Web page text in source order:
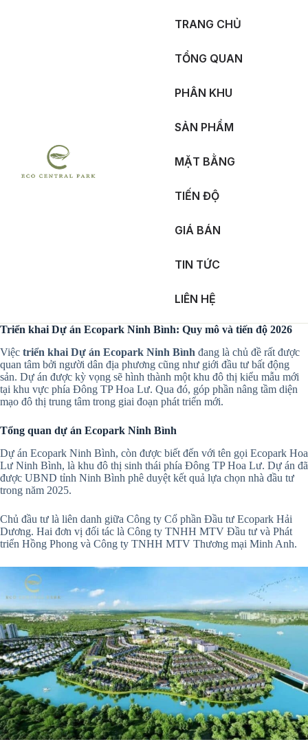
TRANG CHỦ
TỔNG QUAN
PHÂN KHU
SẢN PHẨM
MẶT BẰNG
TIẾN ĐỘ
GIÁ BÁN
TIN TỨC
LIÊN HỆ
Triển khai Dự án Ecopark Ninh Bình: Quy mô và tiến độ 2026
Việc triển khai Dự án Ecopark Ninh Bình đang là chủ đề rất được
quan tâm bởi người dân địa phương cũng như giới đầu tư bất động
sản. Dự án được kỳ vọng sẽ hình thành một khu đô thị kiểu mẫu mới
tại khu vực phía Đông TP Hoa Lư. Qua đó, góp phần nâng tầm diện
mạo đô thị trung tâm trong giai đoạn phát triển mới.
Tổng quan dự án Ecopark Ninh Bình
Dự án Ecopark Ninh Bình, còn được biết đến với tên gọi Ecopark Hoa
Lư Ninh Bình, là khu đô thị sinh thái phía Đông TP Hoa Lư. Dự án đã
được UBND tỉnh Ninh Bình phê duyệt kết quả lựa chọn nhà đầu tư
trong năm 2025.
Chủ đầu tư là liên danh giữa Công ty Cổ phần Đầu tư Ecopark Hải
Dương. Hai đơn vị đối tác là Công ty TNHH MTV Đầu tư và Phát
triển Hồng Phong và Công ty TNHH MTV Thương mại Minh Anh.